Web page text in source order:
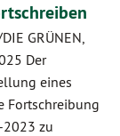
GRÜNEN,
Der
eines
Fortschreibung
2023 zu